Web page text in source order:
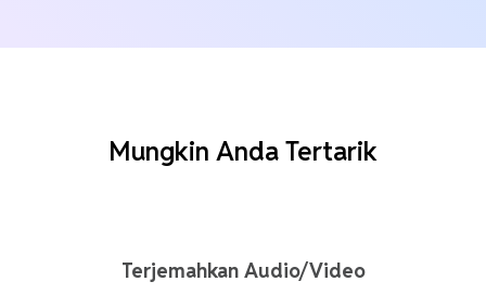
Mungkin Anda Tertarik
Terjemahkan Audio/Video